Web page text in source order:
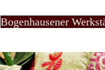
Bogenhausener